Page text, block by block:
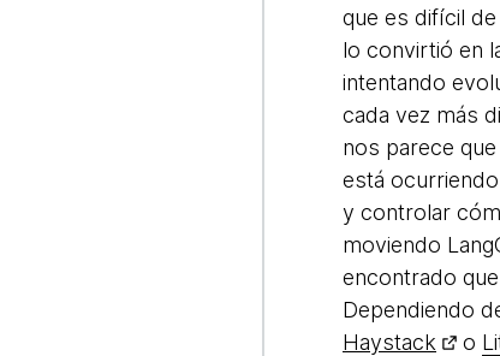
que es difícil
lo convirtió en
intentando
cada vez más
nos parece
está
y controlar
moviendo
encontrado
Dependiendo
Haystack
o